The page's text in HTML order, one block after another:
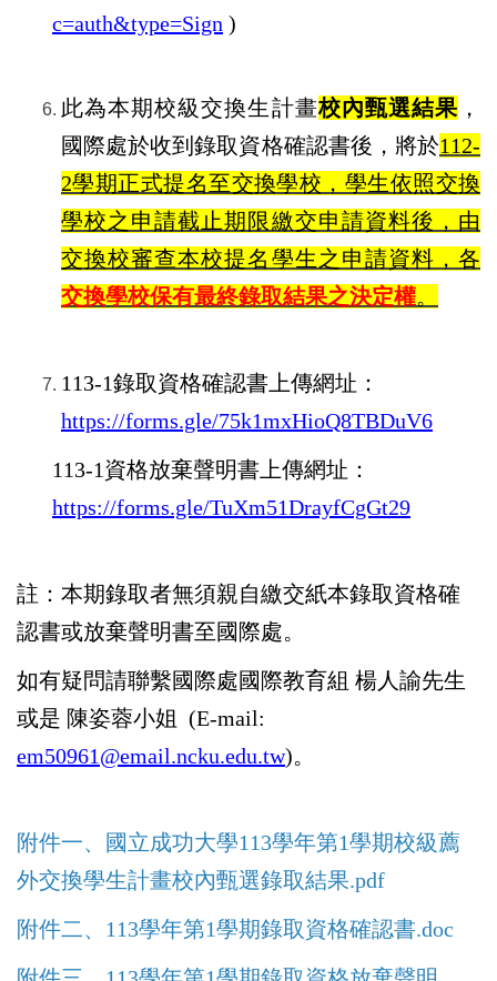
c=auth&type=Sign )
此為本期校級交換生計畫校內甄選結果 ，
國際處於收到錄取資格確認書後，將於112-
2學期正式提名至交換學校，學生依照交換
學校之申請截止期限繳交申請資料後，由
交換校審查本校提名學生之申請資料，各
交換學校保有最終錄取結果之決定權。
113-1錄取資格確認書上傳網址：
https://forms.gle/75k1mxHioQ8TBDuV6
113-1資格放棄聲明書上傳網址：
https://forms.gle/TuXm51DrayfCgGt29
註：本期錄取者無須親自繳交紙本錄取資格確
認書或放棄聲明書至國際處。
如有疑問請聯繫國際處國際教育組 楊人諭先生
或是 陳姿蓉小姐 (E-mail:
em50961@email.ncku.edu.tw)。
附件一、國立成功大學113學年第1學期校級薦
外交換學生計畫校內甄選錄取結果.pdf
附件二、 113學年第1學期錄取資格確認書.doc